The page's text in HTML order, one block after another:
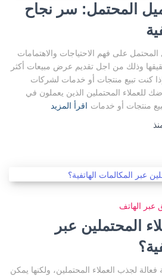
المحتمل: سر نجاح
على فهم الاحتياجات والاهتمامات
وذلك من اجل تقديم عرض مبيعات أكثر
كنت تبيع منتجات أو خدمات لشركات
المحتملين الذين يعملون في
منتجات أو خدمات اقرأ المزيد
عبر الهاتف
المحتملين عبر
فعالة لجذب العملاء المحتملين، ولكنها يمكن